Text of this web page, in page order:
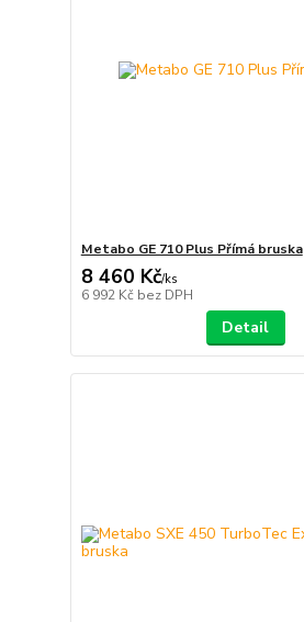
Metabo GE 710 Plus Přímá bruska
8 460 Kč/ks
6 992 Kč bez DPH
Detail